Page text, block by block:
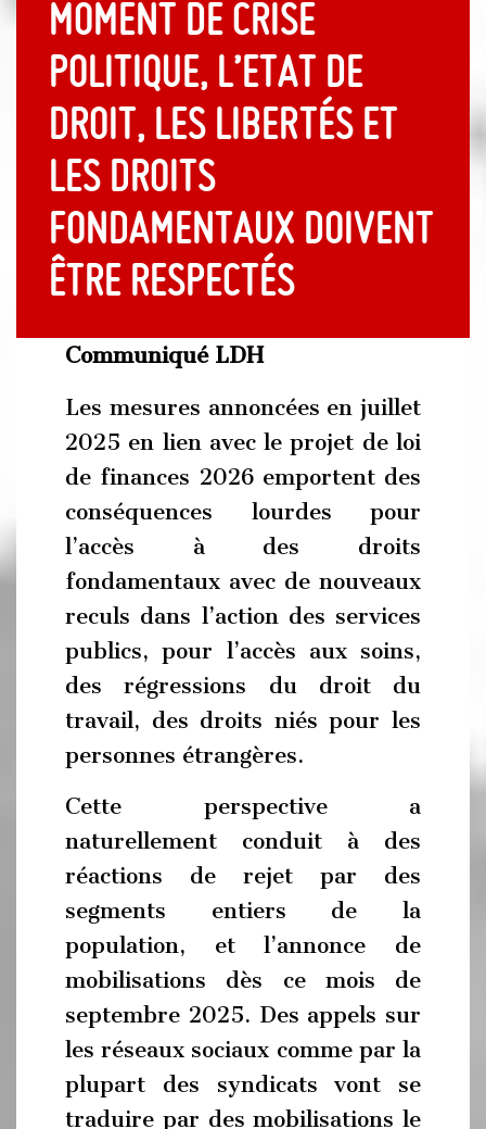
moment de crise
politique, l’Etat de
droit, les libertés et
les droits
fondamentaux doivent
être respectés
Communiqué LDH
Les mesures annoncées en juillet
2025 en lien avec le projet de loi
de finances 2026 emportent des
conséquences lourdes pour
l’accès à des droits
fondamentaux avec de nouveaux
reculs dans l’action des services
publics, pour l’accès aux soins,
des régressions du droit du
travail, des droits niés pour les
personnes étrangères.
Cette perspective a
naturellement conduit à des
réactions de rejet par des
segments entiers de la
population, et l’annonce de
mobilisations dès ce mois de
septembre 2025. Des appels sur
les réseaux sociaux comme par la
plupart des syndicats vont se
traduire par des mobilisations le